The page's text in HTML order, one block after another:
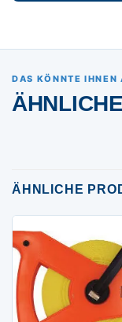
DAS KÖNNTE IHNEN
ÄHNLICHE